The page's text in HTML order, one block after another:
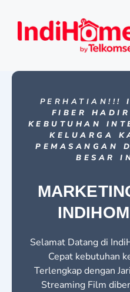
PERHATIAN!!!
FIBER
KEBUTUHAN
KELUARGA
PEMASANGAN
BESAR
Selamat Datang di
Cepat kebutuhan
Terlengkap dengan
Streaming Film